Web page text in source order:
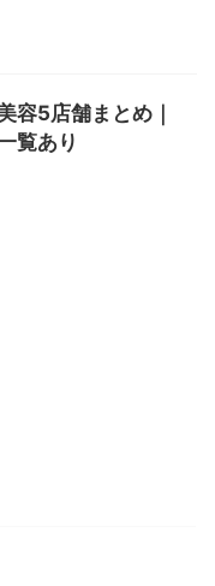
容5店舗まとめ｜
覧あり